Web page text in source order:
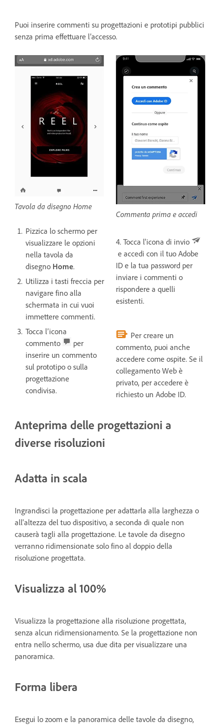
Puoi inserire commenti su progettazioni e prototipi pubblici
senza prima effettuare l’accesso.
Tavola da disegno Home
Pizzica lo schermo per
visualizzare le opzioni
nella tavola da
disegno Home.
Utilizza i tasti freccia per
navigare fino alla
schermata in cui vuoi
immettere commenti.
Tocca l’icona
commento
per
inserire un commento
sul prototipo o sulla
progettazione
condivisa.
Commenta prima e accedi
4. Tocca l'icona di invio
e accedi con il tuo Adobe
ID e la tua password per
inviare i commenti o
rispondere a quelli
esistenti.
Per creare un
commento, puoi anche
accedere come ospite. Se il
collegamento Web è
privato, per accedere è
richiesto un Adobe ID.
Anteprima delle progettazioni a
diverse risoluzioni
Adatta in scala
Ingrandisci la progettazione per adattarla alla larghezza o
all'altezza del tuo dispositivo, a seconda di quale non
causerà tagli alla progettazione. Le tavole da disegno
verranno ridimensionate solo fino al doppio della
risoluzione progettata.
Visualizza al 100%
Visualizza la progettazione alla risoluzione progettata,
senza alcun ridimensionamento. Se la progettazione non
entra nello schermo, usa due dita per visualizzare una
panoramica.
Forma libera
Esegui lo zoom e la panoramica delle tavole da disegno,